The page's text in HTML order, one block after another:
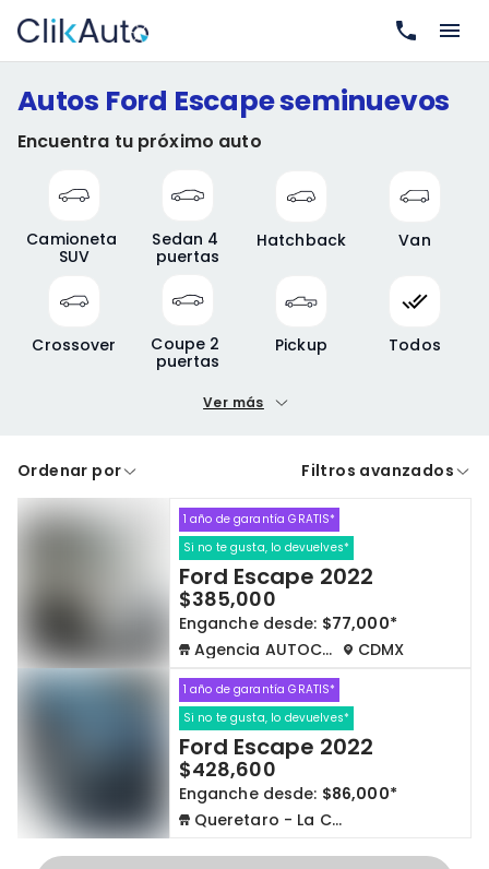
Autos Ford Escape seminuevos
Encuentra tu próximo auto
Camioneta
SUV
Sedan 4
puertas
Hatchback Van
Crossover
Coupe 2
puertas
Pickup Todos
Precio máximo
A crédito De contado
Cdmx y Edo Mex Querétaro
Negociar precio
Borrar todo
Ver más
Ordenar por Filtros avanzados
1 año de garantía GRATIS*
Si no te gusta, lo devuelves*
Ford Escape 2022
$385,000
Enganche desde: $77,000*
Agencia AUTOCOM
CDMX
1 año de garantía GRATIS*
Si no te gusta, lo devuelves*
Ford Escape 2022
$428,600
Enganche desde: $86,000*
Queretaro - La Capilla